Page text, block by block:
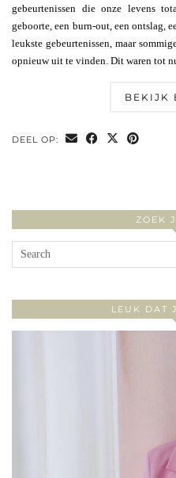
gebeurtenissen die onze levens
geboorte, een burn-out, een ontslag,
leukste gebeurtenissen, maar
opnieuw uit te vinden. Dit waren tot
BEKIJK
DEEL OP:
ZOEK
LEUK DAT